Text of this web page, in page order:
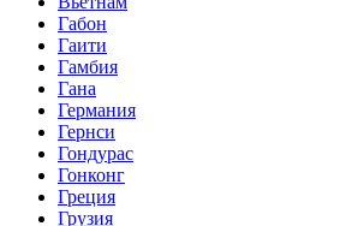
Габон
Гаити
Гамбия
Гана
Германия
Гернси
Гондурас
Гонконг
Греция
Грузия